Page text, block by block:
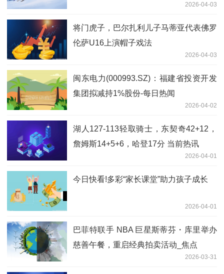
2026-04-03
将门虎子，巴尔扎利儿子马蒂亚代表佛罗
伦萨U16上演帽子戏法
2026-04-03
闽东电力(000993.SZ)：福建省投资开发
集团拟减持1%股份-每日热闻
2026-04-02
湖人127-113轻取骑士，东契奇42+12，
詹姆斯14+5+6，哈登17分 当前热讯
2026-04-01
今日快看!多彩“家长课堂”助力孩子成长
2026-04-01
巴菲特联手 NBA 巨星斯蒂芬・库里举办
慈善午餐，重启经典拍卖活动_焦点
2026-03-31